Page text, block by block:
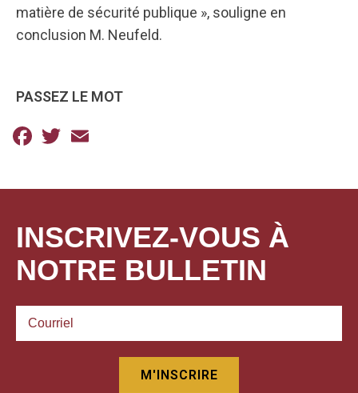
matière de sécurité publique », souligne en
conclusion M. Neufeld.
PASSEZ LE MOT
Facebook
Twitter
INSCRIVEZ-VOUS À
NOTRE BULLETIN